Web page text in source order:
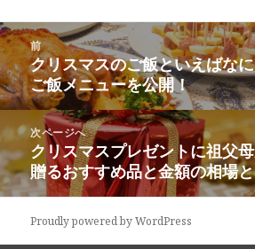
投
稿
ナ
ビ
ー
シ
ョ
ン
前
前
の
投
稿:
クリスマスのご飯といえばな
ご飯メニューを公開！
次ページへ
次
の
投
稿:
クリスマスプレゼントに祖父
贈るおすすめ品と金額の相場
Proudly powered by WordPress